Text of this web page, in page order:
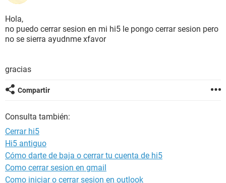
Hola,
no puedo cerrar sesion en mi hi5 le pongo cerrar sesion pero
no se sierra ayudnme xfavor
gracias
Compartir
Consulta también:
Cerrar hi5
Hi5 antiguo
Cómo darte de baja o cerrar tu cuenta de hi5
Como cerrar sesion en gmail
Como iniciar o cerrar sesion en outlook